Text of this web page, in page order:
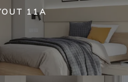
11A